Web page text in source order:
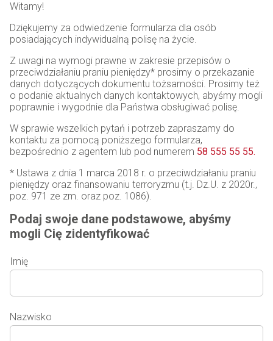
Witamy!
Dziękujemy za odwiedzenie formularza dla osób
posiadających indywidualną polisę na życie.
Z uwagi na wymogi prawne w zakresie przepisów o
przeciwdziałaniu praniu pieniędzy* prosimy o przekazanie
danych dotyczących dokumentu tożsamości. Prosimy też
o podanie aktualnych danych kontaktowych, abyśmy mogli
poprawnie i wygodnie dla Państwa obsługiwać polisę.
W sprawie wszelkich pytań i potrzeb zapraszamy do
kontaktu za pomocą poniższego formularza,
bezpośrednio z agentem lub pod numerem 58 555 55 55.
* Ustawa z dnia 1 marca 2018 r. o przeciwdziałaniu praniu
pieniędzy oraz finansowaniu terroryzmu (t.j. Dz.U. z 2020r.,
poz. 971 ze zm. oraz poz. 1086).
Podaj swoje dane podstawowe, abyśmy
mogli Cię zidentyfikować
Imię
Nazwisko